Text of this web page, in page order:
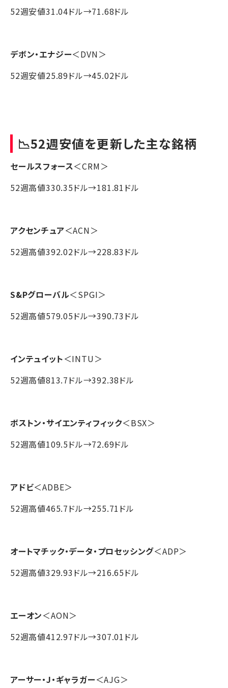
52週安値31.04ドル→71.68ドル
デボン・エナジー＜DVN＞
52週安値25.89ドル→45.02ドル
📉52週安値を更新した主な銘柄
セールスフォース＜CRM＞
52週高値330.35ドル→181.81ドル
アクセンチュア＜ACN＞
52週高値392.02ドル→228.83ドル
S&Pグローバル＜SPGI＞
52週高値579.05ドル→390.73ドル
インテュイット＜INTU＞
52週高値813.7ドル→392.38ドル
ボストン・サイエンティフィック＜BSX＞
52週高値109.5ドル→72.69ドル
アドビ＜ADBE＞
52週高値465.7ドル→255.71ドル
オートマチック・データ・プロセッシング＜ADP＞
52週高値329.93ドル→216.65ドル
エーオン＜AON＞
52週高値412.97ドル→307.01ドル
アーサー・J・ギャラガー＜AJG＞